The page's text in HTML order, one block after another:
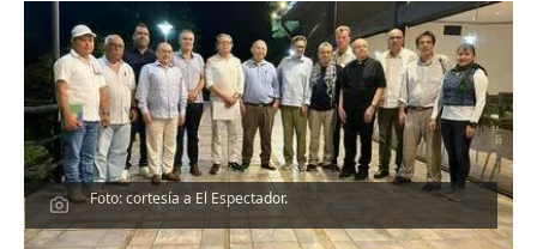
Foto: cortesía a El Espectador.